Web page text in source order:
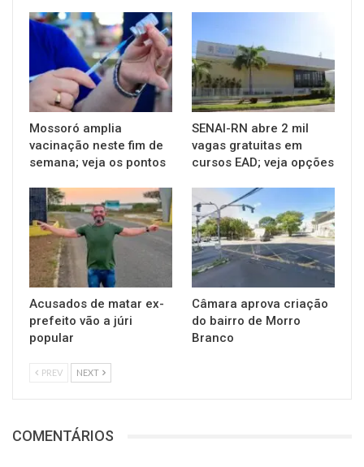
Mossoró amplia
vacinação neste fim de
semana; veja os pontos
SENAI-RN abre 2 mil
vagas gratuitas em
cursos EAD; veja opções
Acusados de matar ex-
prefeito vão a júri
popular
Câmara aprova criação
do bairro de Morro
Branco
PREV NEXT
COMENTÁRIOS